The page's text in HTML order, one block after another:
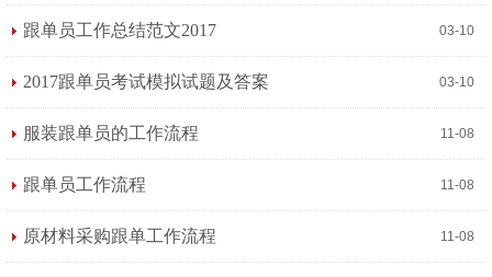
跟单员工作总结范文2017 03-10
2017跟单员考试模拟试题及答案 03-10
服装跟单员的工作流程 11-08
跟单员工作流程 11-08
原材料采购跟单工作流程 11-08